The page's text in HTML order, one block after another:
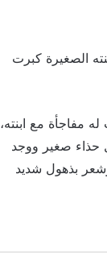
الصغيرة كبرت
مفاجأة مع ابنته،
حذاء صغير ووجد
بذهول شديد